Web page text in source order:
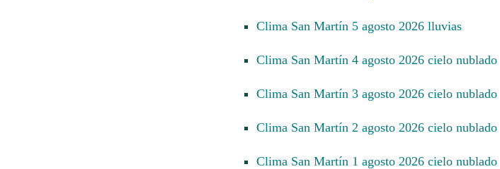
Clima San Martín 5 agosto 2026 lluvias
Clima San Martín 4 agosto 2026 cielo nublado
Clima San Martín 3 agosto 2026 cielo nublado
Clima San Martín 2 agosto 2026 cielo nublado
Clima San Martín 1 agosto 2026 cielo nublado